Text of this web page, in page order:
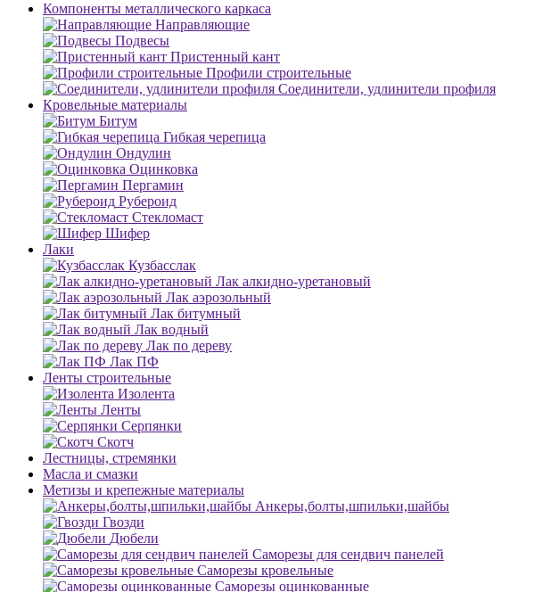
Компоненты металлического каркаса
Направляющие
Подвесы
Пристенный кант
Профили строительные
Соединители, удлинители профиля
Кровельные материалы
Битум
Гибкая черепица
Ондулин
Оцинковка
Пергамин
Рубероид
Стекломаст
Шифер
Лаки
Кузбасслак
Лак алкидно-уретановый
Лак аэрозольный
Лак битумный
Лак водный
Лак по дереву
Лак ПФ
Ленты строительные
Изолента
Ленты
Серпянки
Скотч
Лестницы, стремянки
Масла и смазки
Метизы и крепежные материалы
Анкеры,болты,шпильки,шайбы
Гвозди
Дюбели
Саморезы для сендвич панелей
Саморезы кровельные
Саморезы оцинкованные